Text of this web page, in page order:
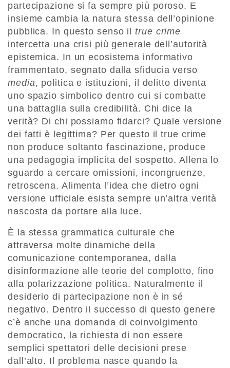
partecipazione si fa sempre più poroso. E
insieme cambia la natura stessa dell’opinione
pubblica. In questo senso iltrue crime
intercetta una crisi più generale dell’autorità
epistemica. In un ecosistema informativo
frammentato, segnato dalla sfiducia verso
media, politica e istituzioni, il delitto diventa
uno spazio simbolico dentro cui si combatte
una battaglia sulla credibilità. Chi dice la
verità? Di chi possiamo fidarci? Quale versione
dei fatti è legittima? Per questo il true crime
non produce soltanto fascinazione, produce
una pedagogia implicita del sospetto. Allena lo
sguardo a cercare omissioni, incongruenze,
retroscena. Alimenta l’idea che dietro ogni
versione ufficiale esista sempre un’altra verità
nascosta da portare alla luce.
È la stessa grammatica culturale che
attraversa molte dinamiche della
comunicazione contemporanea, dalla
disinformazione alle teorie del complotto, fino
alla polarizzazione politica. Naturalmente il
desiderio di partecipazione non è in sé
negativo. Dentro il successo di questo genere
c’è anche una domanda di coinvolgimento
democratico, la richiesta di non essere
semplici spettatori delle decisioni prese
dall’alto. Il problema nasce quando la